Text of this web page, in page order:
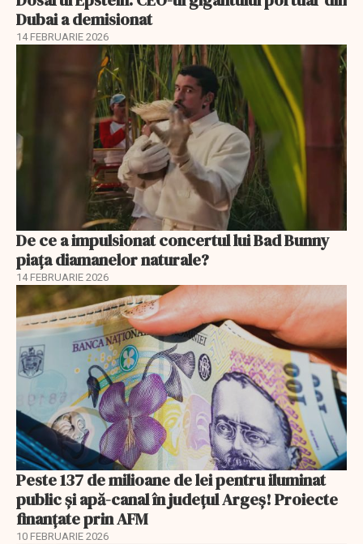
Dubai a demisionat
14 FEBRUARIE 2026
De ce a impulsionat concertul lui Bad Bunny
piața diamanelor naturale?
14 FEBRUARIE 2026
Peste 137 de milioane de lei pentru iluminat
public și apă-canal în județul Argeș! Proiecte
finanțate prin AFM
10 FEBRUARIE 2026